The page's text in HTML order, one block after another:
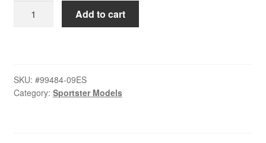
2009
Sportster
#99484-
Add to cart
SKU: #99484-09ES
Category: Sportster Models